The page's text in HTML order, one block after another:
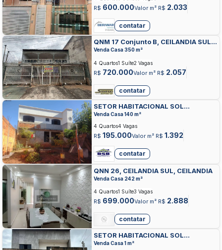
R$ 600.000Valor m² R$ 2.033
contatar
QNM 17 Conjunto B, CEILANDIA SUL,
CEILANDIA
Venda Casa 350 m²
R$ 720.000Valor m² R$ 2.057
4 Quartos1 Suíte2 Vagas
contatar
SETOR HABITACIONAL SOL
NASCENTE, CEILANDIA SUL,
Venda Casa 140 m²
R$ 195.000Valor m² R$ 1.392
4 Quartos4 Vagas
contatar
QNN 26, CEILANDIA SUL, CEILANDIA
Venda Casa 242 m²
R$ 699.000Valor m² R$ 2.888
4 Quartos1 Suíte3 Vagas
contatar
SETOR HABITACIONAL SOL
NASCENTE, CEILANDIA SUL,
Venda Casa 1 m²